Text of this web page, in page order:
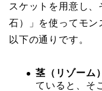
スケットを用意し
石）」を使ってモン
以下の通りです。
茎（リゾーム
ていると、そ